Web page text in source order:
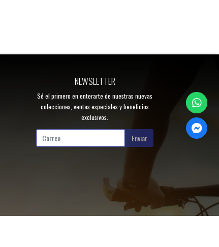
NEWSLETTER
Sé el primero en enterarte de nuestras nuevas
colecciones, ventas especiales y beneficios
exclusivos.
Enviar